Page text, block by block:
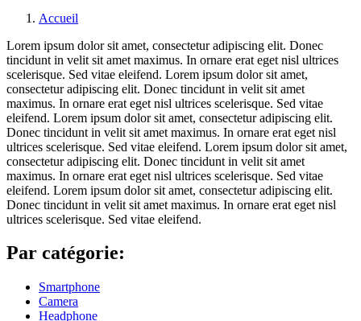
Accueil
Lorem ipsum dolor sit amet, consectetur adipiscing elit. Donec
tincidunt in velit sit amet maximus. In ornare erat eget nisl ultrices
scelerisque. Sed vitae eleifend. Lorem ipsum dolor sit amet,
consectetur adipiscing elit. Donec tincidunt in velit sit amet
maximus. In ornare erat eget nisl ultrices scelerisque. Sed vitae
eleifend. Lorem ipsum dolor sit amet, consectetur adipiscing elit.
Donec tincidunt in velit sit amet maximus. In ornare erat eget nisl
ultrices scelerisque. Sed vitae eleifend. Lorem ipsum dolor sit amet,
consectetur adipiscing elit. Donec tincidunt in velit sit amet
maximus. In ornare erat eget nisl ultrices scelerisque. Sed vitae
eleifend. Lorem ipsum dolor sit amet, consectetur adipiscing elit.
Donec tincidunt in velit sit amet maximus. In ornare erat eget nisl
ultrices scelerisque. Sed vitae eleifend.
Par catégorie:
Smartphone
Camera
Headphone